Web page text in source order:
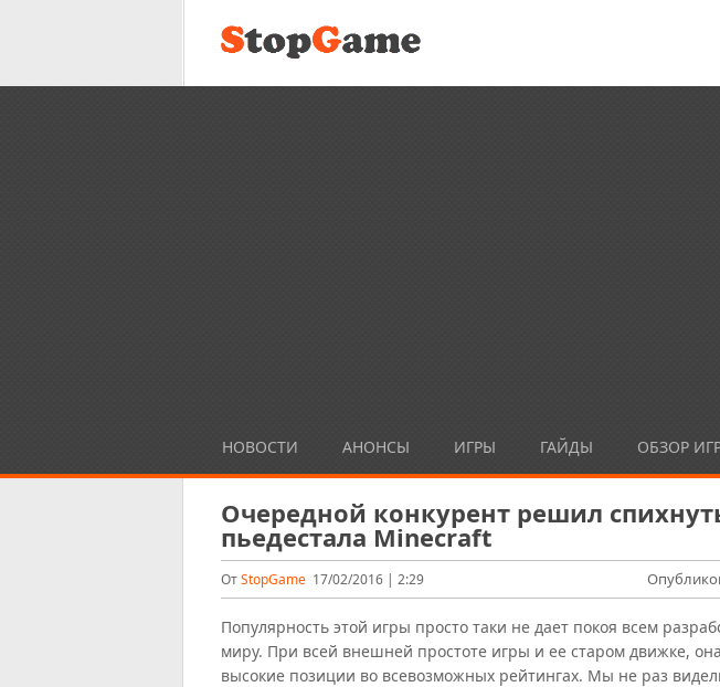
НОВОСТИ АНОНСЫ ИГРЫ ГАЙДЫ ОБЗОР
Очередной конкурент решил
пьедестала Minecraft
ОтStopGame 17/02/2016 | 2:29
Популярность этой игры просто таки не дает покоя всем
миру. При всей внешней простоте игры и ее старом движке,
высокие позиции во всевозможных рейтингах. Мы не раз